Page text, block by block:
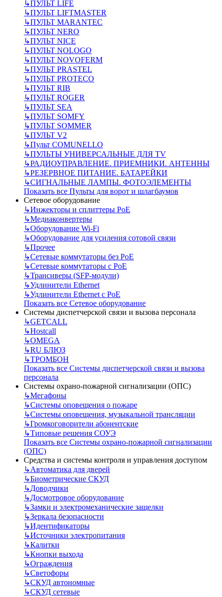
↳ПУЛЬТ LIFE
↳ПУЛЬТ LIFTMASTER
↳ПУЛЬТ MARANTEC
↳ПУЛЬТ NERO
↳ПУЛЬТ NICE
↳ПУЛЬТ NOLOGO
↳ПУЛЬТ NOVOFERM
↳ПУЛЬТ PRASTEL
↳ПУЛЬТ PROTECO
↳ПУЛЬТ RIB
↳ПУЛЬТ ROGER
↳ПУЛЬТ SEA
↳ПУЛЬТ SOMFY
↳ПУЛЬТ SOMMER
↳ПУЛЬТ V2
↳Пульт СOMUNELLO
↳ПУЛЬТЫ УНИВЕРСАЛЬНЫЕ ДЛЯ TV
↳РАДИОУПРАВЛЕНИЕ. ПРИЕМНИКИ. АНТЕННЫ
↳РЕЗЕРВНОЕ ПИТАНИЕ. БАТАРЕЙКИ
↳СИГНАЛЬНЫЕ ЛАМПЫ. ФОТОЭЛЕМЕНТЫ
Показать все Пульты для ворот и шлагбаумов
Сетевое оборудование
↳Инжекторы и сплиттеры РоЕ
↳Медиаконвертеры
↳Оборудование Wi-Fi
↳Оборудование для усиления сотовой связи
↳Прочее
↳Сетевые коммутаторы без РоЕ
↳Сетевые коммутаторы с РоЕ
↳Трансиверы (SFP-модули)
↳Удлинители Ethernet
↳Удлинители Ethernet с PoE
Показать все Сетевое оборудование
Системы диспетчерской связи и вызова персонала
↳GETCALL
↳Hostcall
↳OMEGA
↳RU БЛЮЗ
↳ТРОМБОН
Показать все Системы диспетчерской связи и вызова
персонала
Системы охрано-пожарной сигнализации (ОПС)
↳Мегафоны
↳Системы оповещения о пожаре
↳Системы оповещения, музыкальной трансляции
↳Громкоговорители абонентские
↳Типовые решения СОУЭ
Показать все Системы охрано-пожарной сигнализации
(ОПС)
Средства и системы контроля и управления доступом
↳Автоматика для дверей
↳Биометрические СКУД
↳Доводчики
↳Досмотровое оборудование
↳Замки и электромеханические защелки
↳Зеркала безопасности
↳Идентификаторы
↳Источники электропитания
↳Калитки
↳Кнопки выхода
↳Ограждения
↳Светофоры
↳СКУД автономные
↳СКУД сетевые